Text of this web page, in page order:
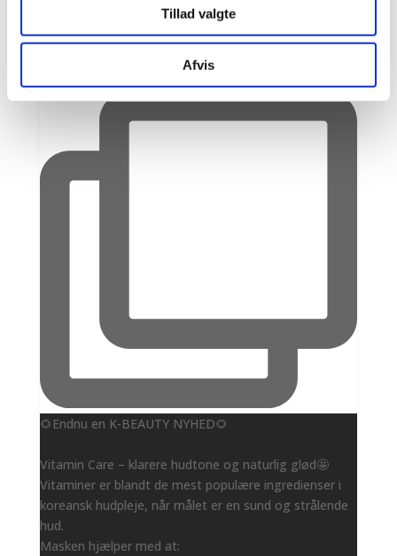
Tillad valgte
Afvis
🌻Endnu en K-BEAUTY NYHED🌻
Vitamin Care – klarere hudtone og naturlig glød🤩
Vitaminer er blandt de mest populære ingredienser i
koreansk hudpleje, når målet er en sund og strålende
hud.
Masken hjælper med at: